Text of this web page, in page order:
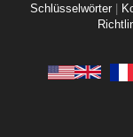
Schlüsselwörter